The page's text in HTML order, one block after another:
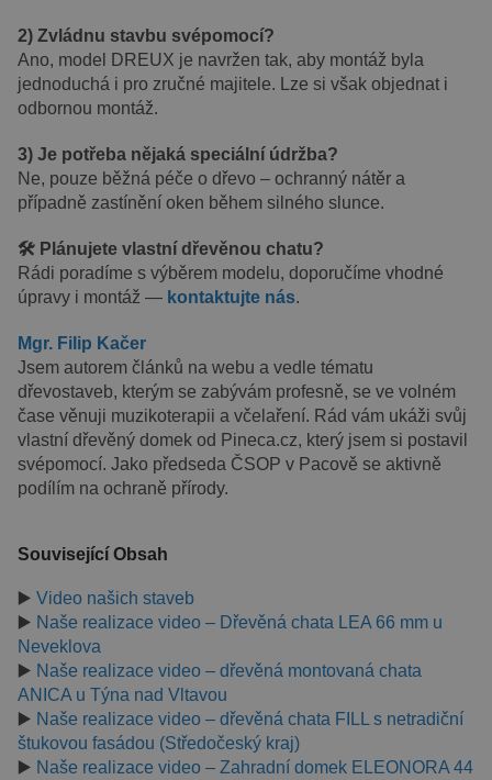
2) Zvládnu stavbu svépomocí?
Ano, model DREUX je navržen tak, aby montáž byla
jednoduchá i pro zručné majitele. Lze si však objednat i
odbornou montáž.
3) Je potřeba nějaká speciální údržba?
Ne, pouze běžná péče o dřevo – ochranný nátěr a
případně zastínění oken během silného slunce.
🛠️ Plánujete vlastní dřevěnou chatu?
Rádi poradíme s výběrem modelu, doporučíme vhodné
úpravy i montáž — kontaktujte nás.
Mgr. Filip Kačer
Jsem autorem článků na webu a vedle tématu
dřevostaveb, kterým se zabývám profesně, se ve volném
čase věnuji muzikoterapii a včelaření. Rád vám ukáži svůj
vlastní dřevěný domek od Pineca.cz, který jsem si postavil
svépomocí. Jako předseda ČSOP v Pacově se aktivně
podílím na ochraně přírody.
Související Obsah
▶️ Video našich staveb
▶️ Naše realizace video – Dřevěná chata LEA 66 mm u
Neveklova
▶️ Naše realizace video – dřevěná montovaná chata
ANICA u Týna nad Vltavou
▶️ Naše realizace video – dřevěná chata FILL s netradiční
štukovou fasádou (Středočeský kraj)
▶️ Naše realizace video – Zahradní domek ELEONORA 44